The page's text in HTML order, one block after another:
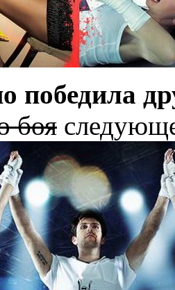
победила
боя